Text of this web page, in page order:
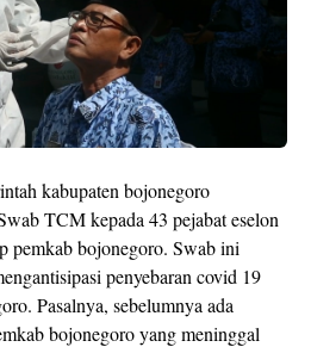
kabupaten bojonegoro
TCM kepada 43 pejabat eselon
pemkab bojonegoro. Swab ini
penyebaran covid 19
Pasalnya, sebelumnya ada
bojonegoro yang meninggal